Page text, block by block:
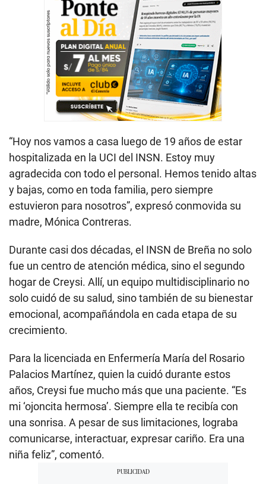
“Hoy nos vamos a casa luego de 19 años de estar
hospitalizada en la UCI del INSN. Estoy muy
agradecida con todo el personal. Hemos tenido altas
y bajas, como en toda familia, pero siempre
estuvieron para nosotros”, expresó conmovida su
madre, Mónica Contreras.
Durante casi dos décadas, el INSN de Breña no solo
fue un centro de atención médica, sino el segundo
hogar de Creysi. Allí, un equipo multidisciplinario no
solo cuidó de su salud, sino también de su bienestar
emocional, acompañándola en cada etapa de su
crecimiento.
Para la licenciada en Enfermería María del Rosario
Palacios Martínez, quien la cuidó durante estos
años, Creysi fue mucho más que una paciente. “Es
mi ‘ojoncita hermosa’. Siempre ella te recibía con
una sonrisa. A pesar de sus limitaciones, lograba
comunicarse, interactuar, expresar cariño. Era una
niña feliz”, comentó.